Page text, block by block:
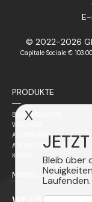
© 2022-2026
Capitale Sociale €
PRODUKTE
BADARMATUREN
WELLNESS
ACCESSOIRES
ABLAUFGARNITUREN
KÜCHE
MARKE
PHILOSOPHIE
X
Bleib über
Laufenden.